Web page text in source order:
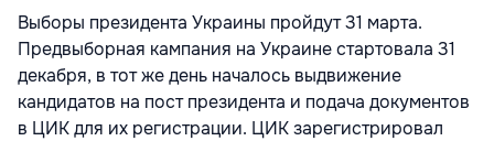
Выборы президента Украины пройдут 31 марта.
Предвыборная кампания на Украине стартовала 31
декабря, в тот же день началось выдвижение
кандидатов на пост президента и подача документов
в ЦИК для их регистрации. ЦИК зарегистрировал